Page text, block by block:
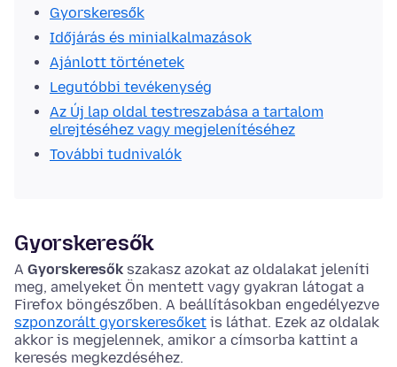
Gyorskeresők
Időjárás és minialkalmazások
Ajánlott történetek
Legutóbbi tevékenység
Az Új lap oldal testreszabása a tartalom
elrejtéséhez vagy megjelenítéséhez
További tudnivalók
Gyorskeresők
A Gyorskeresők szakasz azokat az oldalakat jeleníti
meg, amelyeket Ön mentett vagy gyakran látogat a
Firefox böngészőben. A beállításokban engedélyezve
szponzorált gyorskeresőket is láthat. Ezek az oldalak
akkor is megjelennek, amikor a címsorba kattint a
keresés megkezdéséhez.